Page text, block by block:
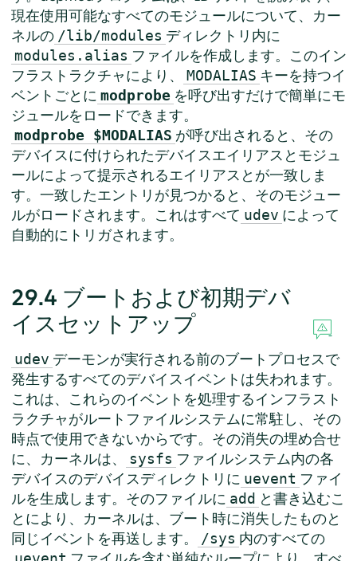
現在使用可能なすべてのモジュールについて、カー
ネルの /lib/modules ディレクトリ内に
modules.alias ファイルを作成します。このイン
フラストラクチャにより、
MODALIAS キーを持つイ
ベントごとに modprobe を呼び出すだけで簡単にモ
ジュールをロードできます。
modprobe $MODALIAS が呼び出されると、その
デバイスに付けられたデバイスエイリアスとモジュ
ールによって提示されるエイリアスとが一致しま
す。一致したエントリが見つかると、そのモジュー
ルがロードされます。これはすべて udev によって
自動的にトリガされます。
29.4 ブートおよび初期デバ
イスセットアップ
udev デーモンが実行される前のブートプロセスで
発生するすべてのデバイスイベントは失われます。
これは、これらのイベントを処理するインフラスト
ラクチャがルートファイルシステムに常駐し、その
時点で使用できないからです。その消失の埋め合せ
に、カーネルは、
sysfs ファイルシステム内の各
デバイスのデバイスディレクトリに uevent ファイ
ルを生成します。そのファイルに add と書き込むこ
とにより、カーネルは、ブート時に消失したものと
同じイベントを再送します。
/sys 内のすべての